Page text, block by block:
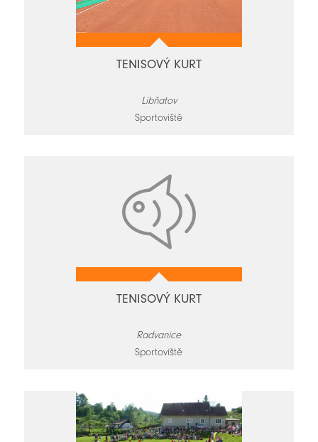
TENISOVÝ KURT
Libňatov
Sportoviště
TENISOVÝ KURT
Radvanice
Sportoviště